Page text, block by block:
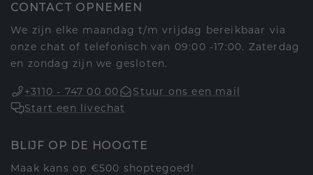
CONTACT OPNEMEN
We zijn elke maandag t/m vrijdag bereikbaar via
onze chat of telefonisch van 09:00 -17:00. Zaterdag
en zondag zijn we gesloten.
+3110 - 747 00 00
Stuur ons een mail
Start een livechat
BLIJF OP DE HOOGTE
Maak kans op €500 shoptegoed!